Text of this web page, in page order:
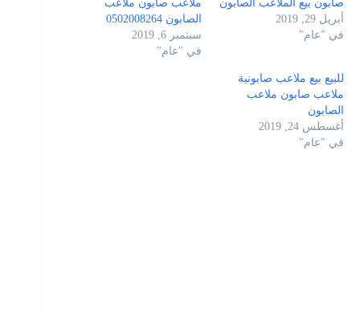
صابون بيع الملاعب الصابون
أبريل 29, 2019
في "عام"
ملاعب صابون ملاعب
الصابون 0502008264
سبتمبر 6, 2019
في "عام"
للبيع بيع ملاعب صابونية
ملاعب صابون ملاعب
الصابون
أغسطس 24, 2019
في "عام"